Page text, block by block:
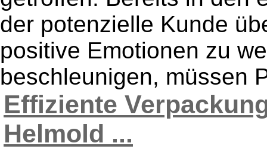
der potenzielle Kunde
positive Emotionen zu
beschleunigen, müssen
Effiziente
Helmold ...